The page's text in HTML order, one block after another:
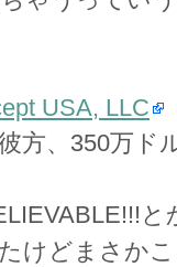
USA, LLC
方、350万ド
けどまさか